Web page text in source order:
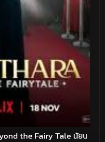
the Fairy Tale นัยน